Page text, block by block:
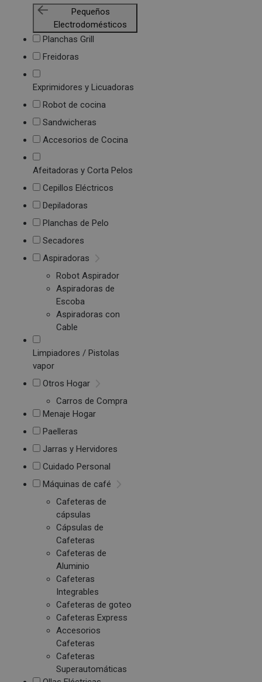
Pequeños
Electrodomésticos
Planchas Grill
Freidoras
Exprimidores y Licuadoras
Robot de cocina
Sandwicheras
Accesorios de Cocina
Afeitadoras y Corta Pelos
Cepillos Eléctricos
Depiladoras
Planchas de Pelo
Secadores
Aspiradoras
Robot Aspirador
Aspiradoras de
Escoba
Aspiradoras con
Cable
Limpiadores / Pistolas
vapor
Otros Hogar
Carros de Compra
Menaje Hogar
Paelleras
Jarras y Hervidores
Cuidado Personal
Máquinas de café
Cafeteras de
cápsulas
Cápsulas de
Cafeteras
Cafeteras de
Aluminio
Cafeteras
Integrables
Cafeteras de goteo
Cafeteras Express
Accesorios
Cafeteras
Cafeteras
Superautomáticas